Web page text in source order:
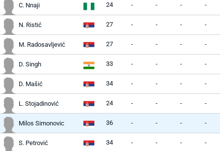
C. Nnaji 24 - - - -
N. Ristić 27 - - - -
M. Radosavljević 27 - - - -
D. Singh 33 - - - -
D. Mašić 34 - - - -
L. Stojadinović 24 - - - -
Milos Simonovic 36 - - - -
S. Petrović 34 - - - -